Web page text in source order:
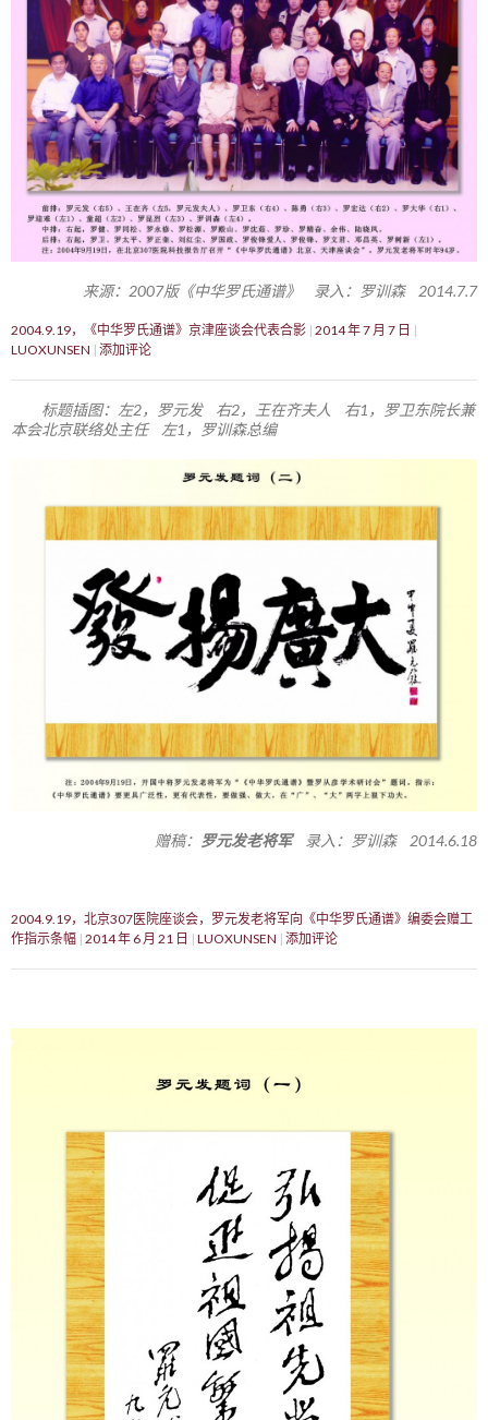
来源：2007版《中华罗氏通谱》 录入：罗训森 2014.7.7
2004.9.19，《中华罗氏通谱》京津座谈会代表合影 2014 年 7 月 7 日
LUOXUNSEN 添加评论
标题插图：左2，罗元发 右2，王在齐夫人 右1，罗卫东院长兼
本会北京联络处主任 左1，罗训森总编
赠稿： 罗元发老将军录入：罗训森 2014.6.18
2004.9.19，北京307医院座谈会，罗元发老将军向《中华罗氏通谱》编委会赠工
作指示条幅 2014 年 6 月 21 日 LUOXUNSEN 添加评论